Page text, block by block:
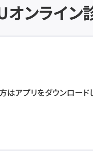
オンライン
はアプリをダウンロード